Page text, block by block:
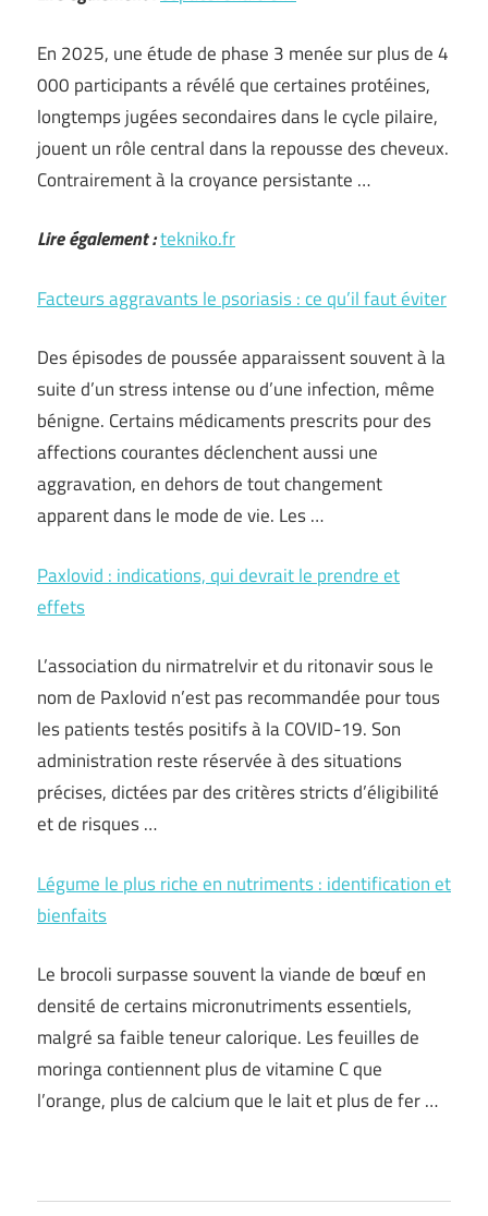
En 2025, une étude de phase 3 menée sur plus de 4
000 participants a révélé que certaines protéines,
longtemps jugées secondaires dans le cycle pilaire,
jouent un rôle central dans la repousse des cheveux.
Contrairement à la croyance persistante …
Lire également :tekniko.fr
Facteurs aggravants le psoriasis : ce qu’il faut éviter
Des épisodes de poussée apparaissent souvent à la
suite d’un stress intense ou d’une infection, même
bénigne. Certains médicaments prescrits pour des
affections courantes déclenchent aussi une
aggravation, en dehors de tout changement
apparent dans le mode de vie. Les …
Paxlovid : indications, qui devrait le prendre et
effets
L’association du nirmatrelvir et du ritonavir sous le
nom de Paxlovid n’est pas recommandée pour tous
les patients testés positifs à la COVID-19. Son
administration reste réservée à des situations
précises, dictées par des critères stricts d’éligibilité
et de risques …
Légume le plus riche en nutriments : identification et
bienfaits
Le brocoli surpasse souvent la viande de bœuf en
densité de certains micronutriments essentiels,
malgré sa faible teneur calorique. Les feuilles de
moringa contiennent plus de vitamine C que
l’orange, plus de calcium que le lait et plus de fer …